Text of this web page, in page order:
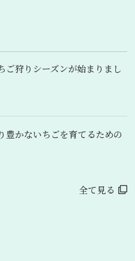
ご狩りシーズンが始まりまし
豊かないちごを育てるための
全て見る